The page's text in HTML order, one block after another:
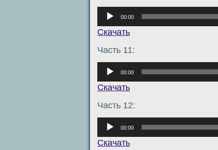
Аудиоплеер
00:00
Скачать
Часть 11:
Аудиоплеер
00:00
Скачать
Часть 12:
Аудиоплеер
00:00
Скачать